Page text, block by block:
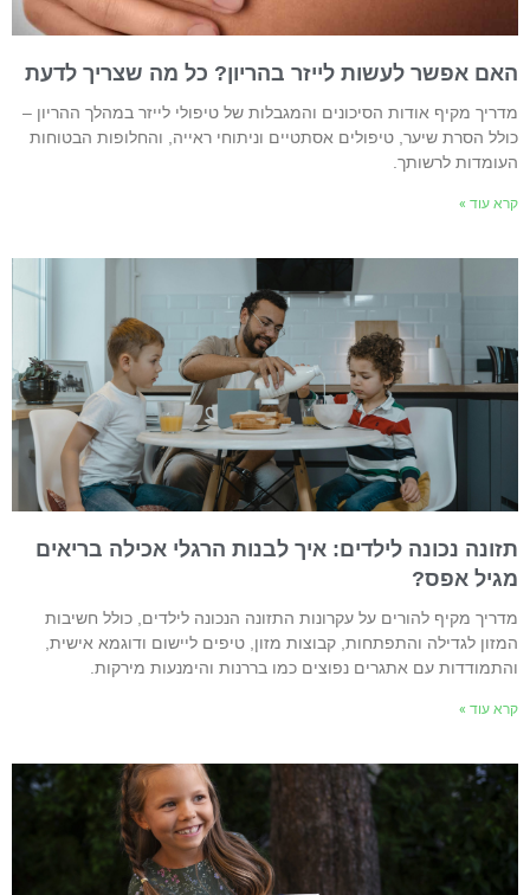
אפשר לעשות לייזר בהריון? כל מה שצריך לדעת
מקיף אודות הסיכונים והמגבלות של טיפולי לייזר במהלך ההריון –
הסרת שיער, טיפולים אסתטיים וניתוחי ראייה, והחלופות הבטוחות
לרשותך.
עוד »
נכונה לילדים: איך לבנות הרגלי אכילה בריאים
אפס?
מקיף להורים על עקרונות התזונה הנכונה לילדים, כולל חשיבות
לגדילה והתפתחות, קבוצות מזון, טיפים ליישום ודוגמא אישית,
עם אתגרים נפוצים כמו בררנות והימנעות מירקות.
עוד »